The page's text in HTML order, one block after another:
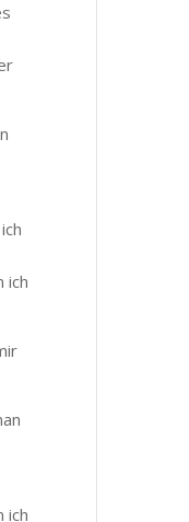
ich
ich